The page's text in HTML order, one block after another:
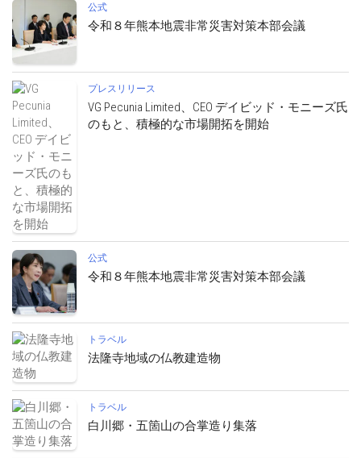
公式
令和８年熊本地震非常災害対策本部会議
プレスリリース
VG Pecunia Limited、CEO デイビッド・モニーズ氏
のもと、積極的な市場開拓を開始
公式
令和８年熊本地震非常災害対策本部会議
トラベル
法隆寺地域の仏教建造物
トラベル
白川郷・五箇山の合掌造り集落